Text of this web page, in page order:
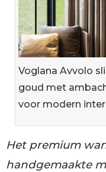
Voglana Avvolo
goud met
voor modern
Het premium
handgemaakte